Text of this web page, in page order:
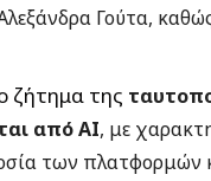
Γούτα,
ζήτημα της
από AI, με
των πλατφορμών